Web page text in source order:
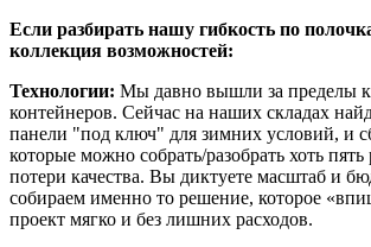
Если разбирать нашу гибкость по
коллекция возможностей:
Технологии: Мы давно вышли за пределы
контейнеров. Сейчас на наших складах
панели "под ключ" для зимних условий, и
которые можно собрать/разобрать хоть пять
потери качества. Вы диктуете масштаб и
собираем именно то решение, которое
проект мягко и без лишних расходов.